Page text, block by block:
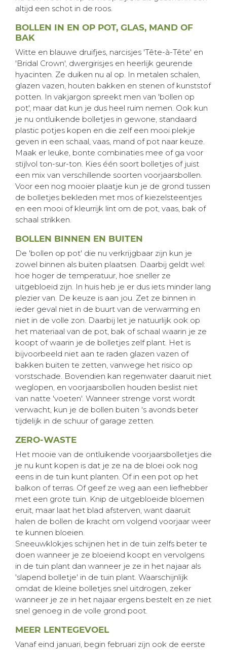
altijd een schot in de roos.
BOLLEN IN EN OP POT, GLAS, MAND OF
BAK
Witte en blauwe druifjes, narcisjes 'Tête-à-Tête' en
'Bridal Crown', dwergirisjes en heerlijk geurende
hyacinten. Ze duiken nu al op. In metalen schalen,
glazen vazen, houten bakken en stenen of kunststof
potten. In vakjargon spreekt men van 'bollen op
pot', maar dat kun je dus heel ruim nemen. Ook kun
je nu ontluikende bolletjes in gewone, standaard
plastic potjes kopen en die zelf een mooi plekje
geven in een schaal, vaas, mand of pot naar keuze.
Maak er leuke, bonte combinaties mee of ga voor
stijlvol ton-sur-ton. Kies één soort bolletjes of juist
een mix van verschillende soorten voorjaarsbollen.
Voor een nog mooier plaatje kun je de grond tussen
de bolletjes bekleden met mos of kiezelsteentjes
en een mooi of kleurrijk lint om de pot, vaas, bak of
schaal strikken.
BOLLEN BINNEN EN BUITEN
De 'bollen op pot' die nu verkrijgbaar zijn kun je
zowel binnen als buiten plaatsen. Daarbij geldt wel:
hoe hoger de temperatuur, hoe sneller ze
uitgebloeid zijn. In huis heb je er dus iets minder lang
plezier van. De keuze is aan jou. Zet ze binnen in
ieder geval niet in de buurt van de verwarming en
niet in de volle zon. Daarbij let je natuurlijk ook op
het materiaal van de pot, bak of schaal waarin je ze
koopt of waarin je de bolletjes zelf plant. Het is
bijvoorbeeld niet aan te raden glazen vazen of
bakken buiten te zetten, vanwege het risico op
vorstschade. Bovendien kan regenwater daaruit niet
weglopen, en voorjaarsbollen houden beslist niet
van natte 'voeten'. Wanneer strenge vorst wordt
verwacht, kun je de bollen buiten 's avonds beter
tijdelijk in de schuur of garage zetten.
ZERO-WASTE
Het mooie van de ontluikende voorjaarsbolletjes die
je nu kunt kopen is dat je ze na de bloei ook nog
eens in de tuin kunt planten. Of in een pot op het
balkon of terras. Of geef ze weg aan een liefhebber
met een grote tuin. Knip de uitgebloeide bloemen
eruit, maar laat het blad afsterven, want daaruit
halen de bollen de kracht om volgend voorjaar weer
te kunnen bloeien.
Sneeuwklokjes schijnen het in de tuin zelfs beter te
doen wanneer je ze bloeiend koopt en vervolgens
in de tuin plant dan wanneer je ze in het najaar als
'slapend bolletje' in de tuin plant. Waarschijnlijk
omdat de kleine bolletjes snel uitdrogen, zeker
wanneer je ze in het najaar ergens bestelt en ze niet
snel genoeg in de volle grond poot.
MEER LENTEGEVOEL
Vanaf eind januari, begin februari zijn ook de eerste